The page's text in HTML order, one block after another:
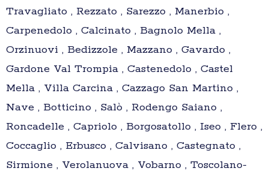
Travagliato , Rezzato , Sarezzo , Manerbio ,
Carpenedolo , Calcinato , Bagnolo Mella ,
Orzinuovi , Bedizzole , Mazzano , Gavardo ,
Gardone Val Trompia , Castenedolo , Castel
Mella , Villa Carcina , Cazzago San Martino ,
Nave , Botticino , Salò , Rodengo Saiano ,
Roncadelle , Capriolo , Borgosatollo , Iseo , Flero ,
Coccaglio , Erbusco , Calvisano , Castegnato ,
Sirmione , Verolanuova , Vobarno , Toscolano-